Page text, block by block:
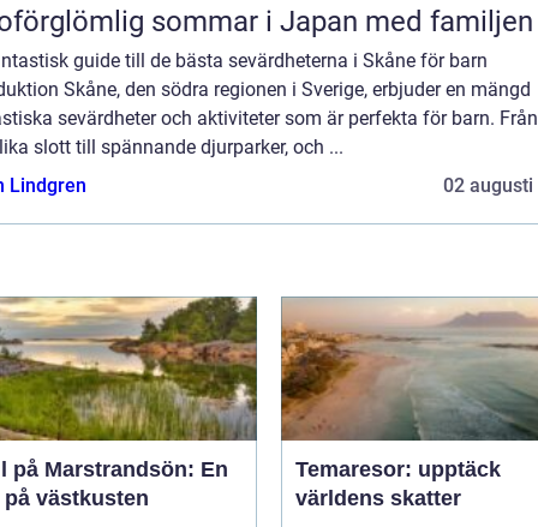
sommar i Japan med familjen
guide till de bästa sevärdheterna i Skåne för barn
Skåne, den södra regionen i Sverige, erbjuder en mängd
sevärdheter och aktiviteter som är perfekta för barn. Från
slott till spännande djurparker, och ...
Lindgren
02 augusti
på Marstrandsön: En
västkusten
Temaresor: upptäck
världens skatter